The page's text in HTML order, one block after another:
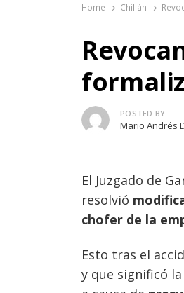
Home Chillán
Author
POSTED BY
Mario Andrés
El Juzgado de
resolvió
chofer de la
Esto tras el
y que significó la